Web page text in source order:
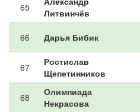
65
Литвинчёв
66 Дарья Бибик
67
Ростислав
Щепетинников
68
Олимпиада
Некрасова